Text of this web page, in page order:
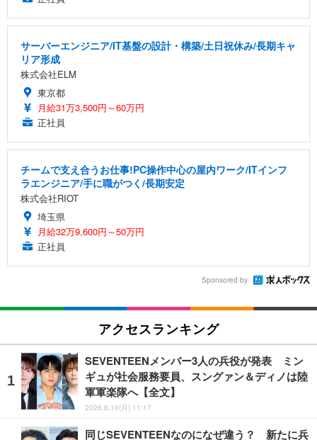
サーバーエンジニア/IT基盤の設計・構築/土日祝休み/長期キャ
リア形成
株式会社ELM
東京都
月給31万3,500円～60万円
正社員
チームで支え合うお仕事!PC操作中心の屋内ワーク/ITインフ
ラエンジニア/手に職がつく/長期安定
株式会社RIOT
埼玉県
月給32万9,600円～50万円
正社員
Sponsored by
アクセスランキング
SEVENTEENメンバー3人の兵役が発表 ミン
ギュが社会服務要員、スングァン＆ディノは陸
軍軍楽隊へ【全文】
2026.8.10(月) 11:17
同じSEVENTEENなのになぜ違う？ 新たに兵